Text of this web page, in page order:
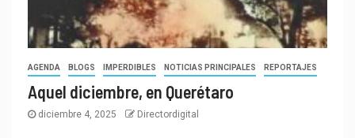
AGENDA BLOGS IMPERDIBLES NOTICIAS PRINCIPALES REPORTAJES
Aquel diciembre, en Querétaro
diciembre 4, 2025 Directordigital